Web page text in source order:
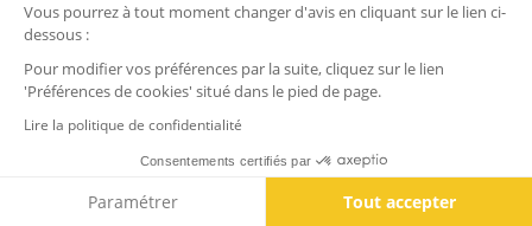
Contactez-nous
Vous pourrez à tout moment changer d'avis en cliquant sur le lien ci-
dessous :
Pour modifier vos préférences par la suite, cliquez sur le lien
'Préférences de cookies' situé dans le pied de page.
Lire la politique de confidentialité
Consentements certifiés par
Paramétrer Tout accepter